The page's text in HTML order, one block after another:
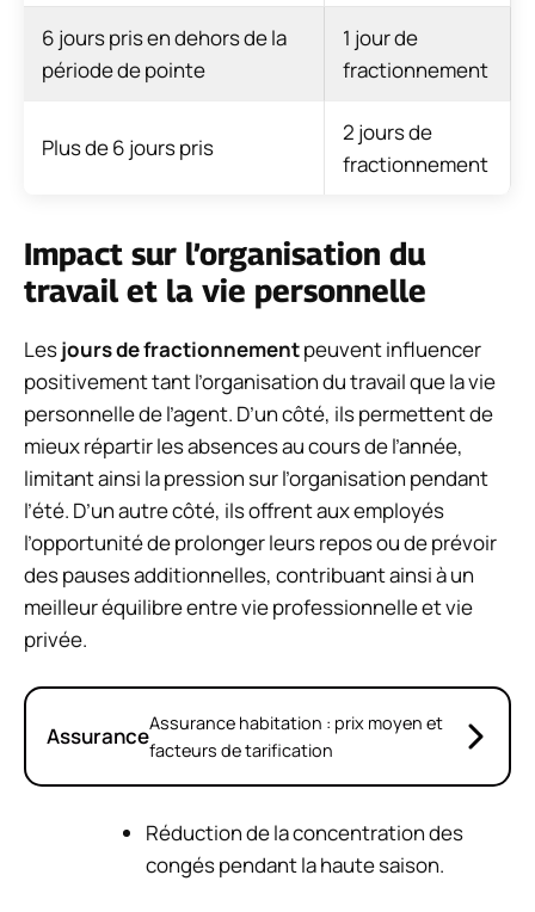
6 jours pris en dehors de la
période de pointe
1 jour de
fractionnement
Plus de 6 jours pris
2 jours de
fractionnement
Impact sur l’organisation du
travail et la vie personnelle
Lesjours de fractionnementpeuvent influencer
positivement tant l’organisation du travail que la vie
personnelle de l’agent. D’un côté, ils permettent de
mieux répartir les absences au cours de l’année,
limitant ainsi la pression sur l’organisation pendant
l’été. D’un autre côté, ils offrent aux employés
l’opportunité de prolonger leurs repos ou de prévoir
des pauses additionnelles, contribuant ainsi à un
meilleur équilibre entre vie professionnelle et vie
privée.
AssuranceAssurance habitation : prix moyen et
facteurs de tarification
Réduction de la concentration des
congés pendant la haute saison.